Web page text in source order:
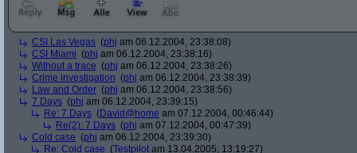
CSI Las Vegas (phj am 06.12.2004, 23:38:08)
CSI Miami (phj am 06.12.2004, 23:38:16)
Without a trace (phj am 06.12.2004, 23:38:26)
Crime investigation (phj am 06.12.2004, 23:38:39)
Law and Order (phj am 06.12.2004, 23:38:56)
7 Days (phj am 06.12.2004, 23:39:15)
Re: 7 Days (David@home am 07.12.2004, 00:46:44)
Re(2): 7 Days (phj am 07.12.2004, 00:47:39)
Cold case (phj am 06.12.2004, 23:39:30)
Re: Cold case (Testpilot am 13.04.2005, 13:19:27)